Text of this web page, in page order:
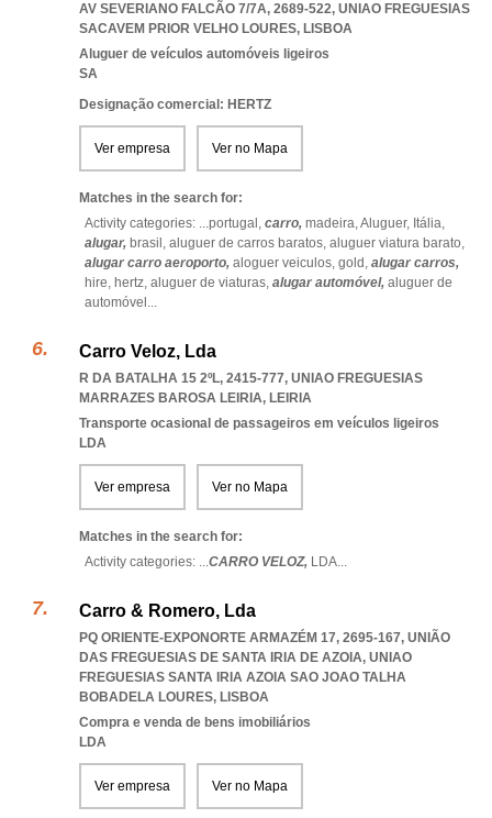
AV SEVERIANO FALCÃO 7/7A, 2689-522, UNIAO FREGUESIAS
SACAVEM PRIOR VELHO LOURES, LISBOA
Aluguer de veículos automóveis ligeiros
SA
Designação comercial: HERTZ
Ver empresa Ver no Mapa
Matches in the search for:
Activity categories: ...portugal, carro, madeira,Aluguer, Itália,
alugar, brasil, aluguer de carros baratos, aluguer viatura barato,
alugar carro aeroporto, aloguer veiculos, gold, alugar carros,
hire, hertz, aluguer de viaturas, alugar automóvel, aluguer de
automóvel ...
Carro Veloz, Lda
R DA BATALHA 15 2ºL, 2415-777, UNIAO FREGUESIAS
MARRAZES BAROSA LEIRIA, LEIRIA
Transporte ocasional de passageiros em veículos ligeiros
LDA
Ver empresa Ver no Mapa
Matches in the search for:
Activity categories: ...CARRO VELOZ, LDA...
Carro & Romero, Lda
PQ ORIENTE-EXPONORTE ARMAZÉM 17, 2695-167, UNIÃO
DAS FREGUESIAS DE SANTA IRIA DE AZOIA, UNIAO
FREGUESIAS SANTA IRIA AZOIA SAO JOAO TALHA
BOBADELA LOURES, LISBOA
Compra e venda de bens imobiliários
LDA
Ver empresa Ver no Mapa